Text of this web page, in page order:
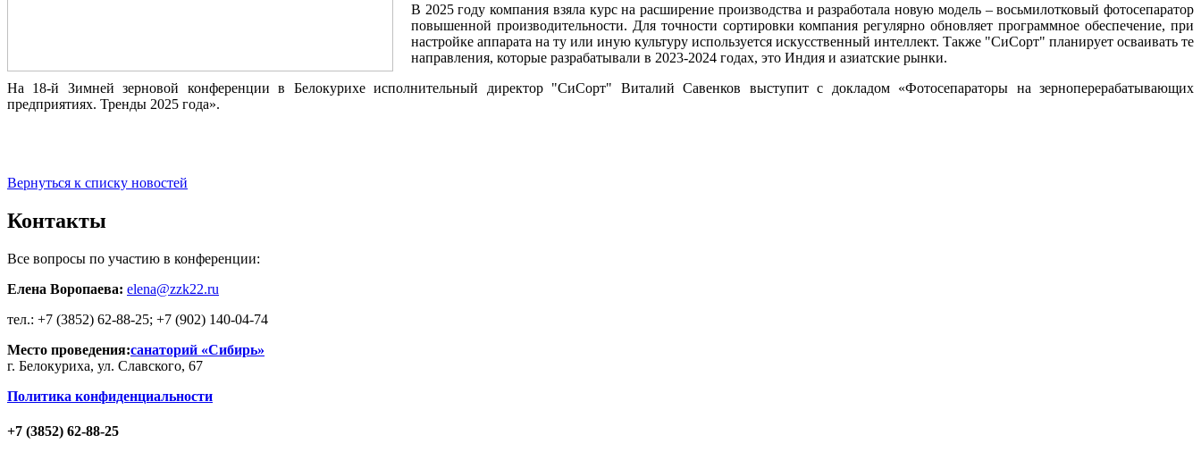
В 2025 году компания взяла курс на расширение производства и разработала новую модель – восьмилотковый фотосепаратор
повышенной производительности. Для точности сортировки компания регулярно обновляет программное обеспечение, при
настройке аппарата на ту или иную культуру используется искусственный интеллект. Также "СиСорт" планирует осваивать те
направления, которые разрабатывали в 2023-2024 годах, это Индия и азиатские рынки.
На 18-й Зимней зерновой конференции в Белокурихе исполнительный директор "СиСорт" Виталий Савенков выступит с докладом «Фотосепараторы на зерноперерабатывающих
предприятиях. Тренды 2025 года».
Вернуться к списку новостей
Контакты
Все вопросы по участию в конференции:
Елена Воропаева: elena@zzk22.ru
тел.: +7 (3852) 62-88-25; +7 (902) 140-04-74
Место проведения:санаторий «Сибирь»
г. Белокуриха, ул. Славского, 67
Политика конфиденциальности
+7 (3852) 62-88-25